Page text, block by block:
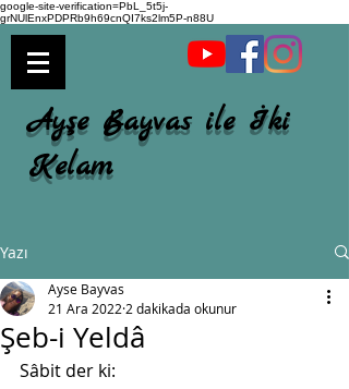
google-site-verification=PbL_5t5j-
grNUlEnxPDPRb9h69cnQI7ks2lm5P-n88U
Ayşe Bayvas ile İki
Kelam
Yazı
Şeb-i Yeldâ
Ayse Bayvas
21 Ara 2022 2 dakikada okunur
Sâbit der ki: